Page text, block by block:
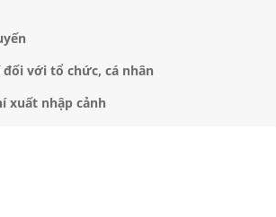
với tổ chức, cá nhân
xuất nhập cảnh